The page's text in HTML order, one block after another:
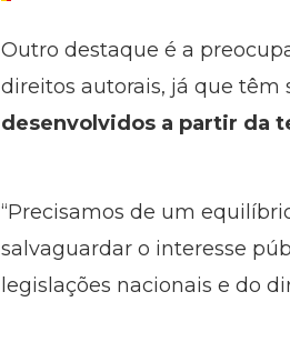
Outro destaque é a
direitos autorais, já que têm
desenvolvidos a partir da
“Precisamos de um
salvaguardar o interesse
legislações nacionais e do